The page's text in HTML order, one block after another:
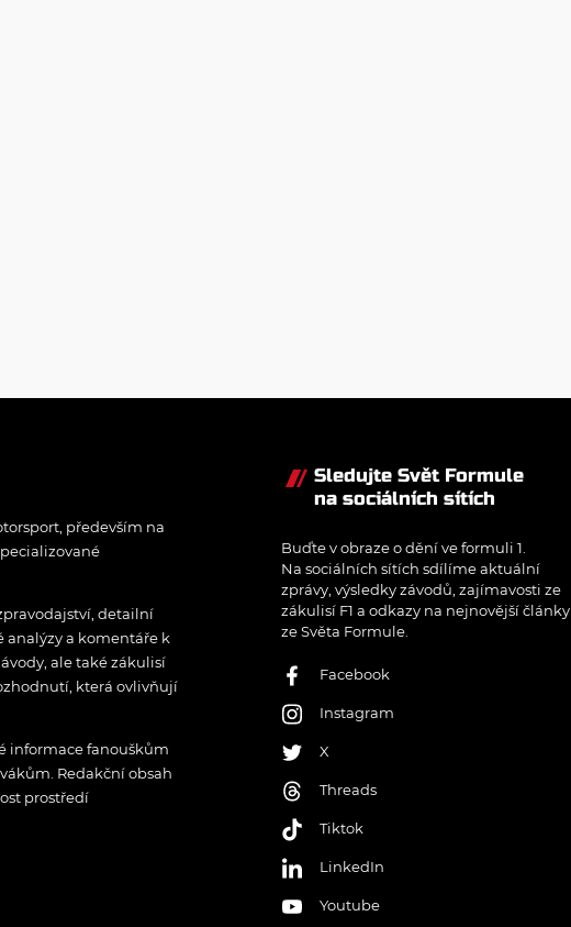
především na
detailní
analýzy a komentáře k
ale také zákulisí
která ovlivňují
informace fanouškům
Redakční obsah
prostředí
Sledujte Svět Formule
na sociálních sítích
Buďte v obraze o dění ve formuli 1.
Na sociálních sítích sdílíme aktuální
zprávy, výsledky závodů, zajímavosti ze
zákulisí F1 a odkazy na nejnovější články
ze Světa Formule.
Facebook
Instagram
X
Threads
Tiktok
LinkedIn
Youtube